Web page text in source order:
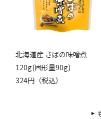
北海道産 さばの味噌煮
120g(固形量90g)
324円（税込）